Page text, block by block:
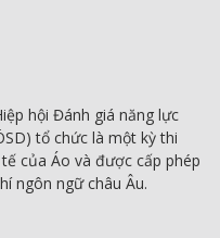
hội Đánh giá năng lực
tổ chức là một kỳ thi
của Áo và được cấp phép
ngôn ngữ châu Âu.